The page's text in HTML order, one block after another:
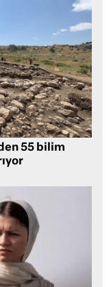
55 bilim